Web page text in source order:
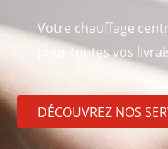
Votre chauffage
pour toutes vos
DÉCOUVREZ NOS